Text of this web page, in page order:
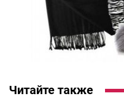
Читайте также